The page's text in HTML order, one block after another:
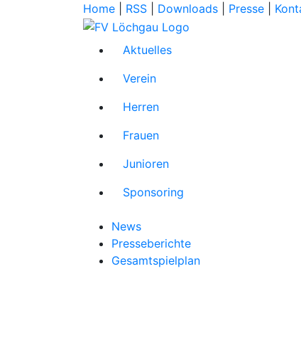
Home RSS Downloads Presse
Aktuelles
Verein
Herren
Frauen
Junioren
Sponsoring
News
Presseberichte
Gesamtspielplan